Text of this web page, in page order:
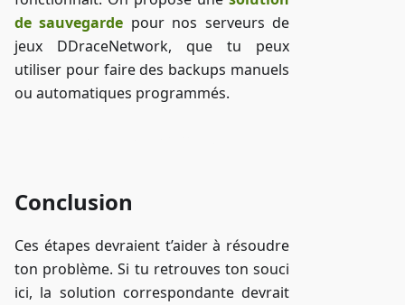
de sauvegarde pour nos serveurs de
jeux DDraceNetwork, que tu peux
utiliser pour faire des backups manuels
ou automatiques programmés.
Conclusion
Ces étapes devraient t’aider à résoudre
ton problème. Si tu retrouves ton souci
ici, la solution correspondante devrait